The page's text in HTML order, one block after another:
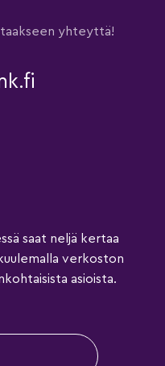
yhteyttä!
saat neljä kertaa
verkoston
asioista.